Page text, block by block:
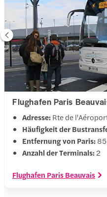
Flughafen Paris
Adresse: Rte de
Häufigkeit der
Entfernung von Paris:
Anzahl der Terminals: 2
Flughafen Paris Beauvais